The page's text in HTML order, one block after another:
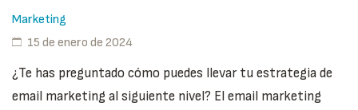
Marketing
15 de enero de 2024
¿Te has preguntado cómo puedes llevar tu estrategia de
email marketing al siguiente nivel? El email marketing